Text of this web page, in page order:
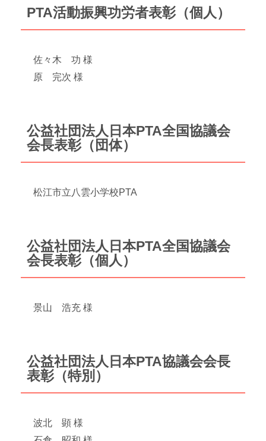
PTA活動振興功労者表彰（個人）
佐々木 功 様
原 完次 様
公益社団法人日本PTA全国協議会
会長表彰（団体）
松江市立八雲小学校PTA
公益社団法人日本PTA全国協議会
会長表彰（個人）
景山 浩充 様
公益社団法人日本PTA協議会会長
表彰（特別）
波北 顕 様